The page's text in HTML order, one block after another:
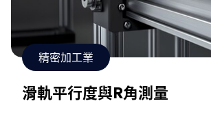
精密加工業
滑軌平行度與R角測量